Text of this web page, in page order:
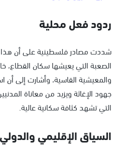
ردود فعل محلية
شددت مصادر فلسطينية على أن هذا
الصعبة التي يعيشها سكان
والمعيشية القاسية، وأشارت إلى أن
جهود الإغاثة ويزيد من معاناة
التي تشهد كثافة سكانية عالية.
السياق الإقليمي والدولي